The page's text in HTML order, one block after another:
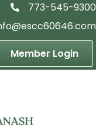
telephon icon
773-545-9300
icon
Member Login